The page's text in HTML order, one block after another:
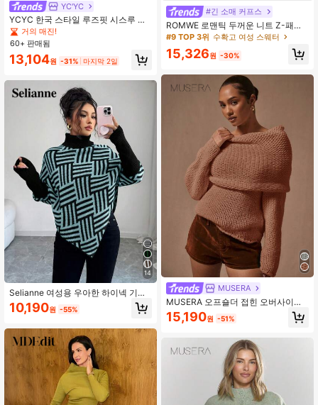
YC'YC
YCYC 한국 스타일 루즈핏 시스루 숄
더 컷아웃 드롭 숄더 긴팔 니트 스웨터
탑
거의 매진!
60+ 판매됨
13,104원 -31% 마지막 2일
14
Selianne 여성용 우아한 하이넥 기하
학적 텍스처 판초 스웨터, 컬러 블록,
가정 및 여행에 적합, 봄/가을
10,190원 -55%
#긴 소매 커프스
ROMWE 로맨틱 두꺼운 니트 Z-패턴
딥 플로럴 그레이 오프숄더 랜턴 슬리
#9 TOP 3위 수확고 여성 스웨터
15,326원 -30%
MUSERA
MUSERA 오프숄더 접힌 오버사이즈
케이블 니트 점퍼 캐주얼 귀여운 아늑
한
15,190원 -51%